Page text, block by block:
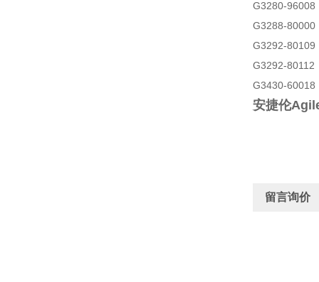
G3280-
G3288-
G3292-
G3292-
G3430-
安捷伦
留言询价